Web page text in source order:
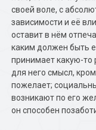
своей воле, с
зависимости и её
оставит в нём
каким должен быть
принимает какую-то
для него смысл,
пожелает;
возникают по его
он способен